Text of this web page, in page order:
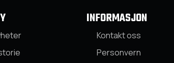
INFORMASJON
Kontakt oss
Personvern